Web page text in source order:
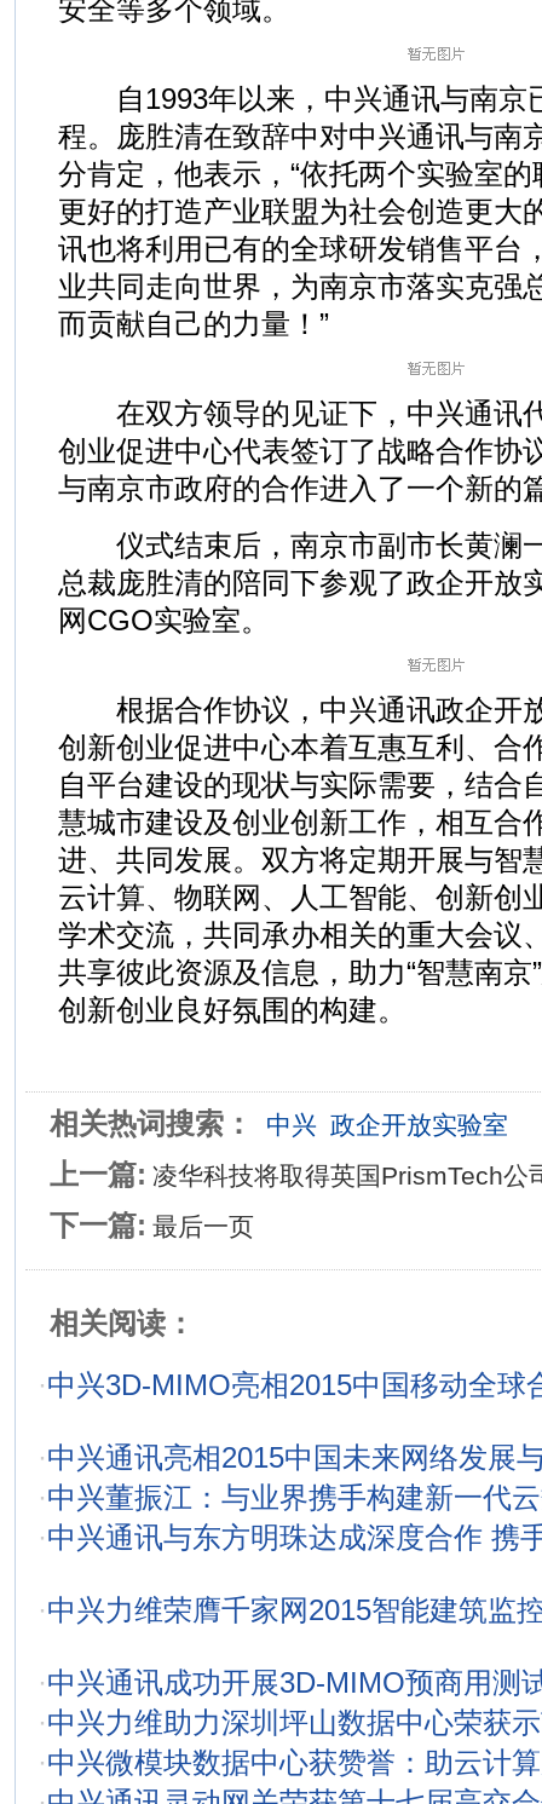
安全等多个领域。
自1993年以来，中兴通讯与南京
程。庞胜清在致辞中对中兴通讯与南
分肯定，他表示，“依托两个实验室
更好的打造产业联盟为社会创造更大
讯也将利用已有的全球研发销售平台
业共同走向世界，为南京市落实克强
而贡献自己的力量！”
在双方领导的见证下，中兴通讯
创业促进中心代表签订了战略合作协
与南京市政府的合作进入了一个新的
仪式结束后，南京市副市长黄澜
总裁庞胜清的陪同下参观了政企开放
网CGO实验室。
根据合作协议，中兴通讯政企开
创新创业促进中心本着互惠互利、合
自平台建设的现状与实际需要，结合
慧城市建设及创业创新工作，相互合
进、共同发展。双方将定期开展与智
云计算、物联网、人工智能、创新创
学术交流，共同承办相关的重大会议
共享彼此资源及信息，助力“智慧南
创新创业良好氛围的构建。
相关热词搜索： 中兴 政企开放实验室
上一篇: 凌华科技将取得英国PrismTech公
下一篇: 最后一页
相关阅读：
·中兴3D-MIMO亮相2015中国移动全球
·中兴通讯亮相2015中国未来网络发展
·中兴董振江：与业界携手构建新一代
·中兴通讯与东方明珠达成深度合作 携
·中兴力维荣膺千家网2015智能建筑监
·中兴通讯成功开展3D-MIMO预商用测
·中兴力维助力深圳坪山数据中心荣获
·中兴微模块数据中心获赞誉：助云计